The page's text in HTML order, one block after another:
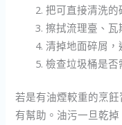
把可直接清洗的
擦拭流理臺、
清掉地面碎屑
檢查垃圾桶是否
若是有油煙較重的烹
有幫助。油污一旦乾